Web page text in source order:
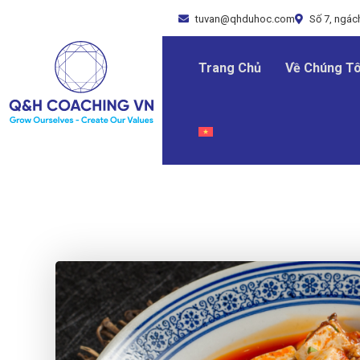
tuvan@qhduhoc.com Số 7,
Trang Chủ Về Chúng